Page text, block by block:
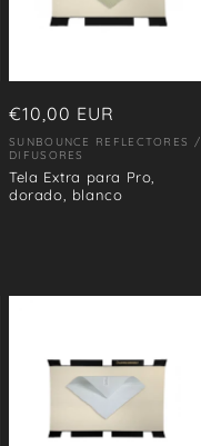
Precio
habitual
€10,00 EUR
Proveedor:
SUNBOUNCE REFLECTORES /
DIFUSORES
Tela Extra para Pro,
dorado, blanco